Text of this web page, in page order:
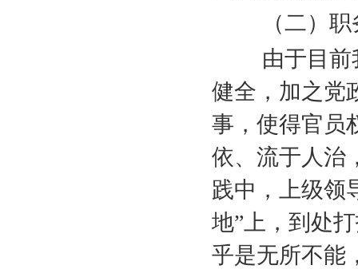
（二）职务
由于目前我
健全，加之党
事，使得官员
依、流于人治
践中，上级领
地”上，到处
乎是无所不能